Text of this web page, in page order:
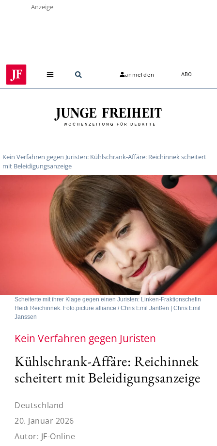
Anzeige
anmelden ABO
Kein Verfahren gegen Juristen: Kühlschrank-Affäre: Reichinnek scheitert
mit Beleidigungsanzeige
Scheiterte mit ihrer Klage gegen einen Juristen: Linken-Fraktionschefin
Heidi Reichinnek. Foto:picture alliance / Chris Emil Janßen | Chris Emil
Janssen
Kein Verfahren gegen Juristen
Kühlschrank-Affäre: Reichinnek
scheitert mit Beleidigungsanzeige
Deutschland
20. Januar 2026
Autor: JF-Online